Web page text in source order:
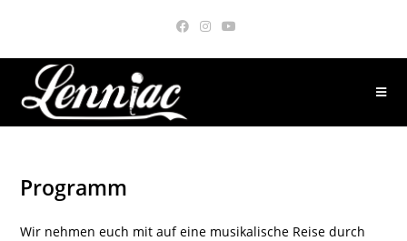
springen
Programm
Wir nehmen euch mit auf eine musikalische Reise durch